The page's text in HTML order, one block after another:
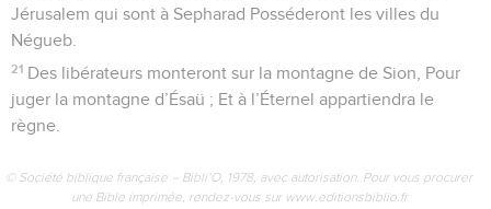
Jérusalem qui sont à Sepharad Posséderont les villes du
Négueb.
21 Des libérateurs monteront sur la montagne de Sion, Pour
juger la montagne d’Ésaü ; Et à l’Éternel appartiendra le
règne.
© Société biblique française – Bibli’O, 1978, avec autorisation. Pour vous procurer
une Bible imprimée, rendez-vous sur www.editionsbiblio.fr